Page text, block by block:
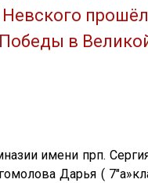
в
имени прп.
Дарья (